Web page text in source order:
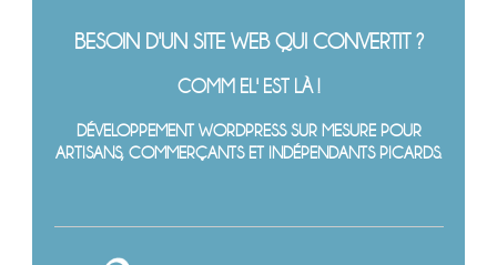
BESOIN D'UN SITE WEB QUI CONVERTIT ?
COMM EL' EST LÀ !
DÉVELOPPEMENT WORDPRESS SUR MESURE POUR
ARTISANS, COMMERÇANTS ET INDÉPENDANTS PICARDS.